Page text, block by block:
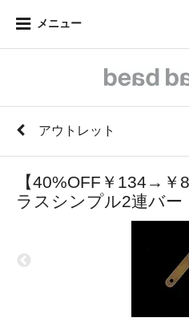
メニュー
アウトレット
【40%OFF￥134→
ラスシンプル2連バー